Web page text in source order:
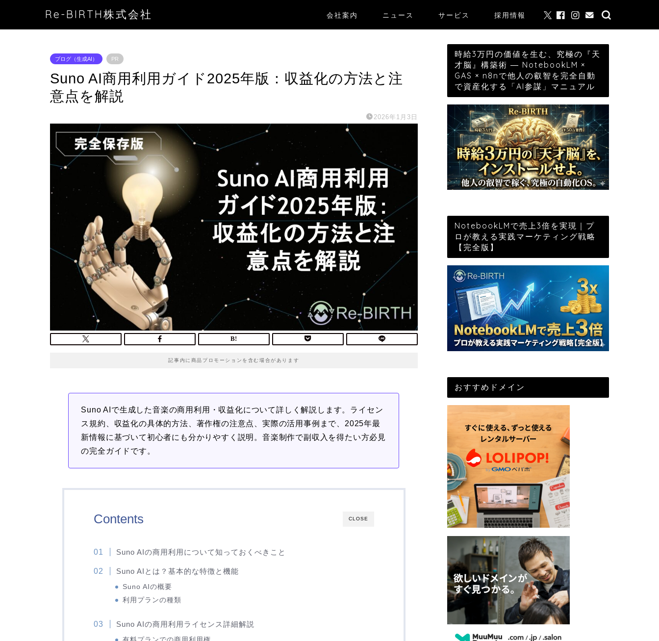
Re-BIRTH株式会社 会社案内 ニュース サービス 採用情報
ブログ（生成AI） PR
Suno AI商用利用ガイド2025年版：収益化の方法と注
意点を解説
2026年1月3日
記事内に商品プロモーションを含む場合があります
Suno AIで生成した音楽の商用利用・収益化について詳しく解説します。ライセン
ス規約、収益化の具体的方法、著作権の注意点、実際の活用事例まで、2025年最
新情報に基づいて初心者にも分かりやすく説明。音楽制作で副収入を得たい方必見
の完全ガイドです。
CLOSE
Contents
Suno AIの商用利用について知っておくべきこと
Suno AIとは？基本的な特徴と機能
Suno AIの概要
利用プランの種類
Suno AIの商用利用ライセンス詳細解説
時給3万円の価値を生む、究極の『天
才脳』構築術 ― NotebookLM ×
GAS × n8nで他人の叡智を完全自動
で資産化する「AI参謀」マニュアル
NotebookLMで売上3倍を実現｜プ
ロが教える実践マーケティング戦略
【完全版】
おすすめドメイン